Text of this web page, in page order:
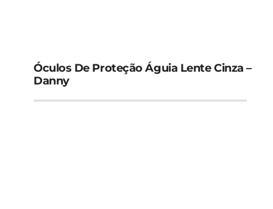
Óculos De Proteção Águia Lente Cinza –
Danny